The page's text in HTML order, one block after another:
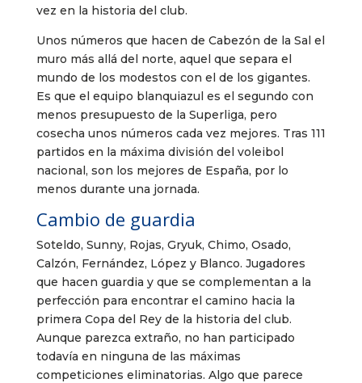
vez en la historia del club.
Unos números que hacen de Cabezón de la Sal el
muro más allá del norte, aquel que separa el
mundo de los modestos con el de los gigantes.
Es que el equipo blanquiazul es el segundo con
menos presupuesto de la Superliga, pero
cosecha unos números cada vez mejores. Tras 111
partidos en la máxima división del voleibol
nacional, son los mejores de España, por lo
menos durante una jornada.
Cambio de guardia
Soteldo, Sunny, Rojas, Gryuk, Chimo, Osado,
Calzón, Fernández, López y Blanco. Jugadores
que hacen guardia y que se complementan a la
perfección para encontrar el camino hacia la
primera Copa del Rey de la historia del club.
Aunque parezca extraño, no han participado
todavía en ninguna de las máximas
competiciones eliminatorias. Algo que parece